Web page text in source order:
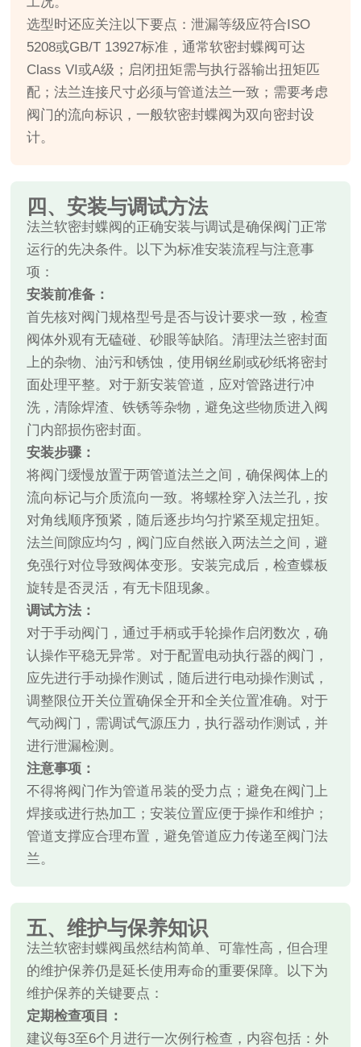
选型时还应关注以下要点：泄漏等级应符合ISO
5208或GB/T 13927标准，通常软密封蝶阀可达
Class VI或A级；启闭扭矩需与执行器输出扭矩匹
配；法兰连接尺寸必须与管道法兰一致；需要考虑
阀门的流向标识，一般软密封蝶阀为双向密封设
计。
四、安装与调试方法
法兰软密封蝶阀的正确安装与调试是确保阀门正常
运行的先决条件。以下为标准安装流程与注意事
项：
安装前准备：
首先核对阀门规格型号是否与设计要求一致，检查
阀体外观有无磕碰、砂眼等缺陷。清理法兰密封面
上的杂物、油污和锈蚀，使用钢丝刷或砂纸将密封
面处理平整。对于新安装管道，应对管路进行冲
洗，清除焊渣、铁锈等杂物，避免这些物质进入阀
门内部损伤密封面。
安装步骤：
将阀门缓慢放置于两管道法兰之间，确保阀体上的
流向标记与介质流向一致。将螺栓穿入法兰孔，按
对角线顺序预紧，随后逐步均匀拧紧至规定扭矩。
法兰间隙应均匀，阀门应自然嵌入两法兰之间，避
免强行对位导致阀体变形。安装完成后，检查蝶板
旋转是否灵活，有无卡阻现象。
调试方法：
对于手动阀门，通过手柄或手轮操作启闭数次，确
认操作平稳无异常。对于配置电动执行器的阀门，
应先进行手动操作测试，随后进行电动操作测试，
调整限位开关位置确保全开和全关位置准确。对于
气动阀门，需调试气源压力，执行器动作测试，并
进行泄漏检测。
注意事项：
不得将阀门作为管道吊装的受力点；避免在阀门上
焊接或进行热加工；安装位置应便于操作和维护；
管道支撑应合理布置，避免管道应力传递至阀门法
兰。
五、维护与保养知识
法兰软密封蝶阀虽然结构简单、可靠性高，但合理
的维护保养仍是延长使用寿命的重要保障。以下为
维护保养的关键要点：
定期检查项目：
建议每3至6个月进行一次例行检查，内容包括：外